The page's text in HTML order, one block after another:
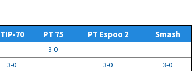
TIP-70 PT 75 PT Espoo 2
Smash
3-0
3-0 3-0 3-0